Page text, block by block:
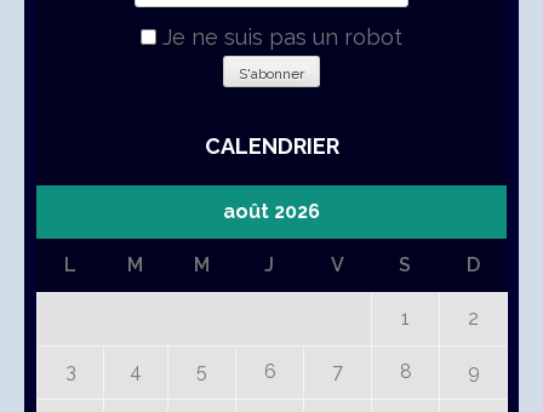
Je ne suis pas un robot
CALENDRIER
août 2026
L M M J V S D
1 2
3 4 5 6 7 8 9